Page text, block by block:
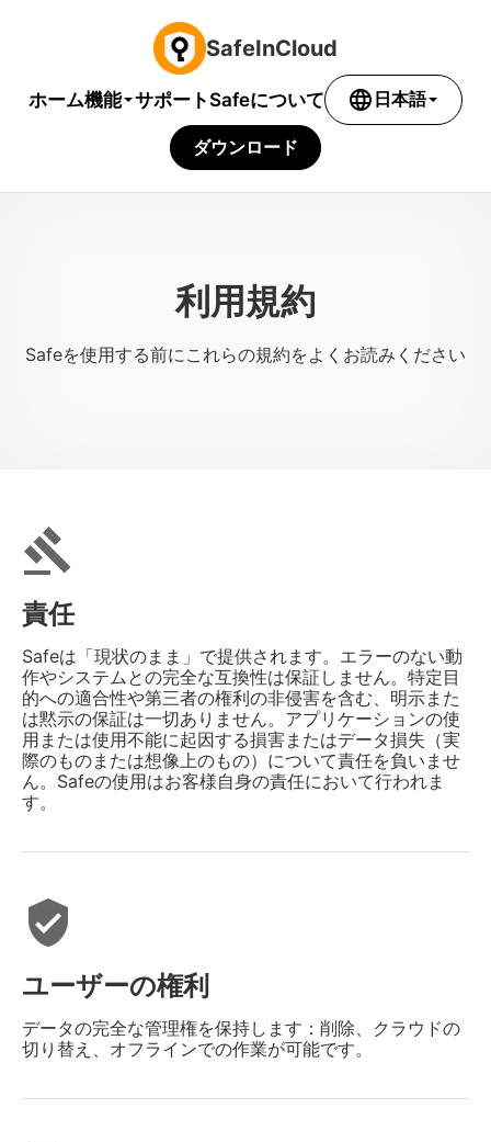
SafeInCloud
ホーム機能 サポートSafeについて language 日本語
ダウンロード
利用規約
Safeを使用する前にこれらの規約をよくお読みください
gavel
責任
Safeは「現状のまま」で提供されます。エラーのない動
作やシステムとの完全な互換性は保証しません。特定目
的への適合性や第三者の権利の非侵害を含む、明示また
は黙示の保証は一切ありません。アプリケーションの使
用または使用不能に起因する損害またはデータ損失（実
際のものまたは想像上のもの）について責任を負いませ
ん。Safeの使用はお客様自身の責任において行われま
す。
verified_user
ユーザーの権利
データの完全な管理権を保持します：削除、クラウドの
切り替え、オフラインでの作業が可能です。